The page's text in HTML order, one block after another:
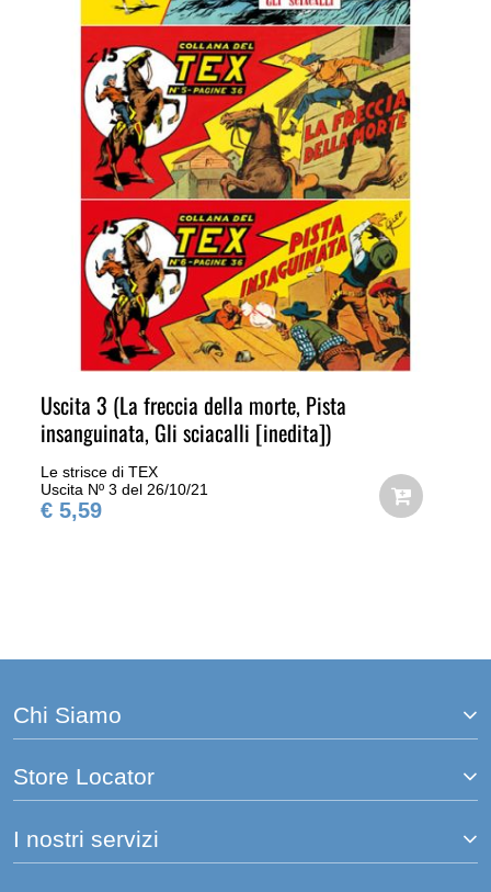
Uscita 3 (La freccia della morte, Pista
insanguinata, Gli sciacalli [inedita])
Le strisce di TEX
Uscita Nº 3 del 26/10/21
€ 5,59
Chi Siamo
Store Locator
I nostri servizi